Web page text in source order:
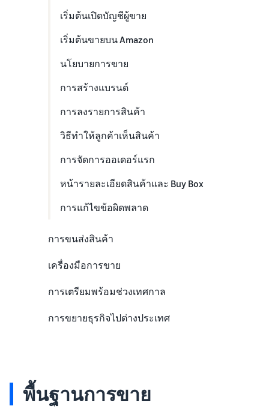
เริ่มต้นเปิดบัญชีผู้ขาย
เริ่มต้นขายบน Amazon
นโยบายการขาย
การสร้างแบรนด์
การลงรายการสินค้า
วิธีทำให้ลูกค้าเห็นสินค้า
การจัดการออเดอร์แรก
หน้ารายละเอียดสินค้าและ Buy Box
การแก้ไขข้อผิดพลาด
การขนส่งสินค้า
โลจิสติกข้ามพรมแดน
เครื่องมือการขาย
การตั้งค่าโปรโมชั่น
การเตรียมพร้อมช่วงเทศกาล
การขยายธุรกิจไปต่างประเทศ
พื้นฐานการขาย